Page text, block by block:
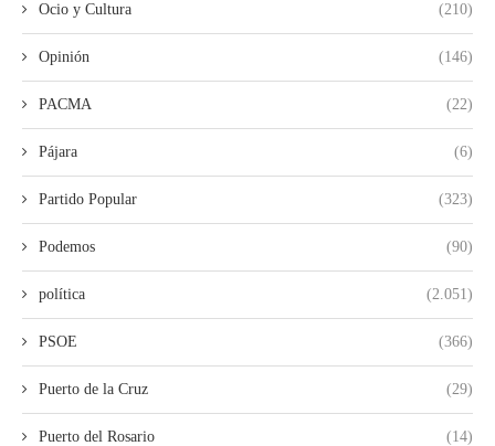
Ocio y Cultura (210)
Opinión (146)
PACMA (22)
Pájara (6)
Partido Popular (323)
Podemos (90)
política (2.051)
PSOE (366)
Puerto de la Cruz (29)
Puerto del Rosario (14)